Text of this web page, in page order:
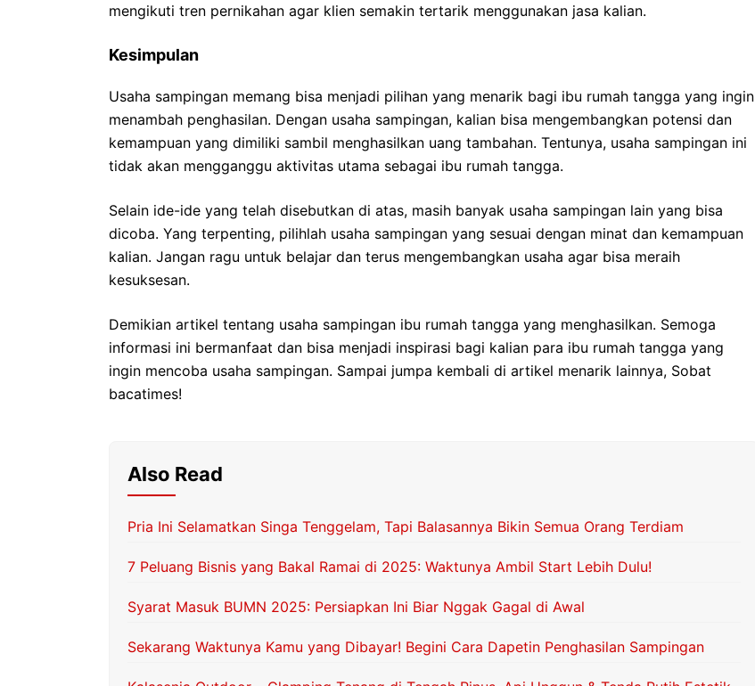
mengikuti tren pernikahan agar klien semakin tertarik menggunakan jasa kalian.
Kesimpulan
Usaha sampingan memang bisa menjadi pilihan yang menarik bagi ibu rumah tangga yang ingin
menambah penghasilan. Dengan usaha sampingan, kalian bisa mengembangkan potensi dan
kemampuan yang dimiliki sambil menghasilkan uang tambahan. Tentunya, usaha sampingan ini
tidak akan mengganggu aktivitas utama sebagai ibu rumah tangga.
Selain ide-ide yang telah disebutkan di atas, masih banyak usaha sampingan lain yang bisa
dicoba. Yang terpenting, pilihlah usaha sampingan yang sesuai dengan minat dan kemampuan
kalian. Jangan ragu untuk belajar dan terus mengembangkan usaha agar bisa meraih
kesuksesan.
Demikian artikel tentang usaha sampingan ibu rumah tangga yang menghasilkan. Semoga
informasi ini bermanfaat dan bisa menjadi inspirasi bagi kalian para ibu rumah tangga yang
ingin mencoba usaha sampingan. Sampai jumpa kembali di artikel menarik lainnya, Sobat
bacatimes!
Also Read
Pria Ini Selamatkan Singa Tenggelam, Tapi Balasannya Bikin Semua Orang Terdiam
7 Peluang Bisnis yang Bakal Ramai di 2025: Waktunya Ambil Start Lebih Dulu!
Syarat Masuk BUMN 2025: Persiapkan Ini Biar Nggak Gagal di Awal
Sekarang Waktunya Kamu yang Dibayar! Begini Cara Dapetin Penghasilan Sampingan